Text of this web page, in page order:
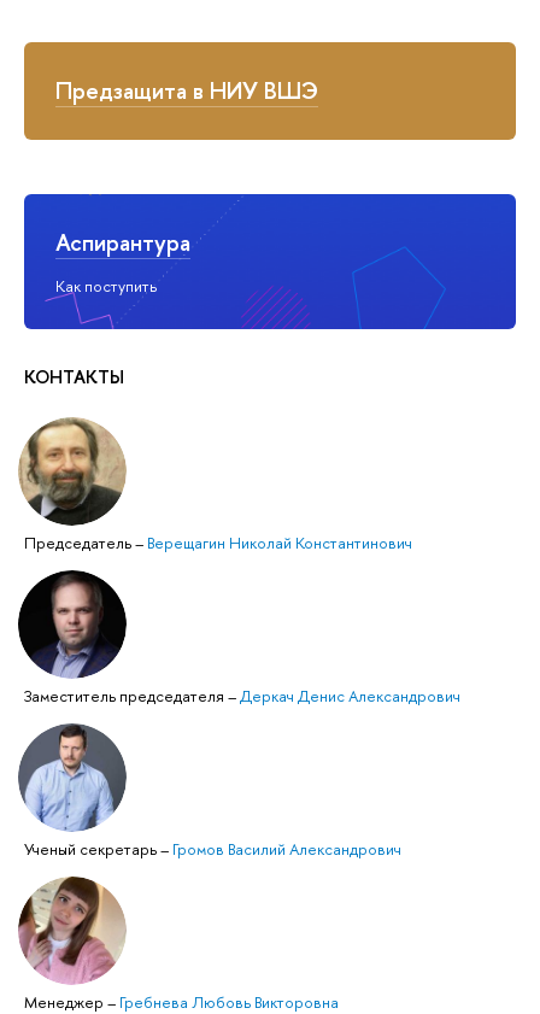
Предзащита в НИУ ВШЭ
Аспирантура
Как поступить
КОНТАКТЫ
Председатель– Верещагин Николай Константинович
Заместитель председателя –Деркач Денис Александрович
Ученый секретарь– Громов Василий Александрович
Менеджер – Гребнева Любовь Викторовна